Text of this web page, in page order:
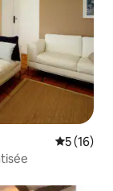
5 de uma
5 (16)